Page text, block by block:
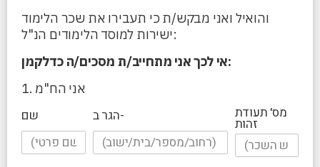
והואיל ואני מבקש/ת כי תעבירו את שכר הלימוד
ישירות למוסד הלימודים הנ"ל:
אי לכך אני מתחייב/ת מסכים/ה כדלקמן:
1. אני הח"מ
שם הגר ב- מס' תעודת
זהות